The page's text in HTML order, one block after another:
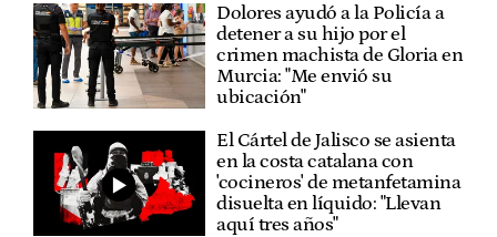
Dolores ayudó a la Policía a
detener a su hijo por el
crimen machista de Gloria en
Murcia: "Me envió su
ubicación"
El Cártel de Jalisco se asienta
en la costa catalana con
'cocineros' de metanfetamina
disuelta en líquido: "Llevan
aquí tres años"